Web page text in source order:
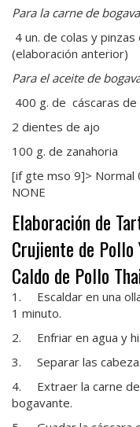
Para la carne de
4 un. de colas y
(elaboración anterior)
Para el aceite de
400 g. de cáscaras
2 dientes de ajo
100 g. de zanahoria
[if gte mso 9]> Normal
NONE
Elaboración de
Crujiente de Pollo
Caldo de Pollo
1. Escaldar en una
1 minuto.
2. Enfriar en agua y
3. Separar las
4. Extraer la carne de
bogavante.